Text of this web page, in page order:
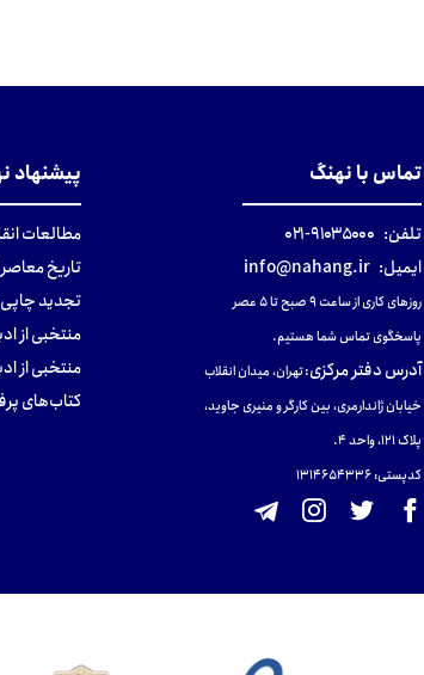
تماس با نهنگ
تلفن: ۹۱۰۳۵۰۰۰-۰۲۱
ایمیل: info@nahang.ir
روزهای کاری از ساعت ۹ صبح تا ۵ عصر
پاسخگوی تماس شما هستیم.
آدرس دفتر مرکزی:تهران، میدان انقلاب
خیابان ژاندارمری، بین کارگر و منیری جاوید،
پلاک 121، واحد ۴.
کدپستی: 131465433۶
پیشنهاد
مطالعات
تاریخ معاصر
تجدید
منتخبی از
منتخبی از
کتاب‌های